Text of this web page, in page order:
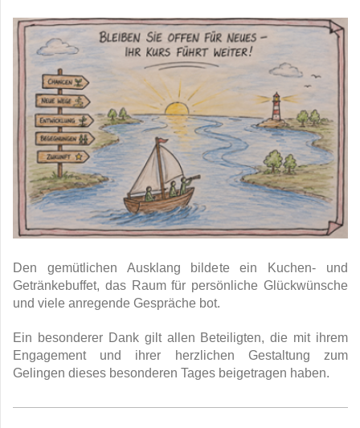
Den gemütlichen Ausklang bildete ein Kuchen- und
Getränkebuffet, das Raum für persönliche Glückwünsche
und viele anregende Gespräche bot.
Ein besonderer Dank gilt allen Beteiligten, die mit ihrem
Engagement und ihrer herzlichen Gestaltung zum
Gelingen dieses besonderen Tages beigetragen haben.